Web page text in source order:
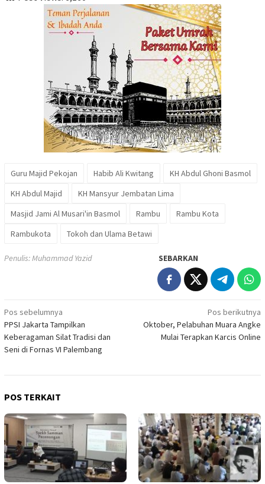
Guru Majid Pekojan Habib Ali Kwitang
KH Abdul Ghoni Basmol
KH Abdul Majid
KH Mansyur Jembatan Lima
Masjid Jami Al Musari'in Basmol
Rambu
Rambu Kota
Rambukota
Tokoh dan Ulama Betawi
Penulis: Muhammad Yazid SEBARKAN
Navigasi
pos
Pos sebelumnya
PPSI Jakarta Tampilkan
Keberagaman Silat Tradisi dan
Seni di Fornas VI Palembang
Pos berikutnya
Oktober, Pelabuhan Muara Angke
Mulai Terapkan Karcis Online
POS TERKAIT